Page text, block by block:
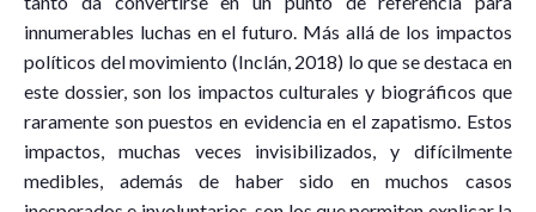
innumerables luchas en el futuro. Más allá de los impactos
políticos del movimiento (Inclán, 2018) lo que se destaca en
este dossier, son los impactos culturales y biográficos que
raramente son puestos en evidencia en el zapatismo. Estos
impactos, muchas veces invisibilizados, y difícilmente
medibles, además de haber sido en muchos casos